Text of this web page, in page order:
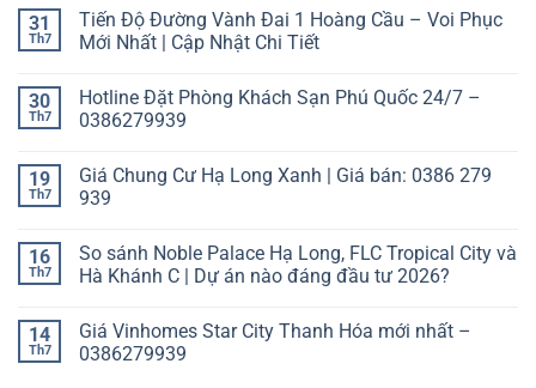
31
Th7
Tiến Độ Đường Vành Đai 1 Hoàng Cầu – Voi Phục
Mới Nhất | Cập Nhật Chi Tiết
30
Th7
Hotline Đặt Phòng Khách Sạn Phú Quốc 24/7 –
0386279939
19
Th7
Giá Chung Cư Hạ Long Xanh | Giá bán: 0386 279
939
16
Th7
So sánh Noble Palace Hạ Long, FLC Tropical City và
Hà Khánh C | Dự án nào đáng đầu tư 2026?
14
Th7
Giá Vinhomes Star City Thanh Hóa mới nhất –
0386279939